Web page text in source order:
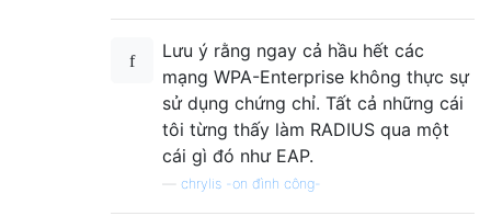
Lưu ý rằng ngay cả hầu hết các
mạng WPA-Enterprise không thực sự
sử dụng chứng chỉ. Tất cả những cái
tôi từng thấy làm RADIUS qua một
cái gì đó như EAP.
chrylis -on đình công-